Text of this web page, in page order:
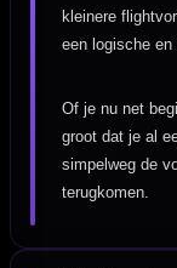
kleinere
een logische en
Of je nu net
groot dat je al
simpelweg de
terugkomen.